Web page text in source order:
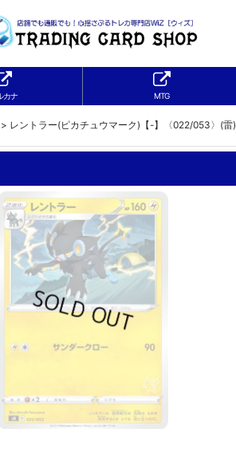
カナ MTG
> レントラー(ピカチュウマーク)【-】〈022/053〉(雷)